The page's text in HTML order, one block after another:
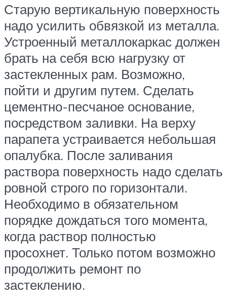
Старую вертикальную поверхность
надо усилить обвязкой из металла.
Устроенный металлокаркас должен
брать на себя всю нагрузку от
застекленных рам. Возможно,
пойти и другим путем. Сделать
цементно-песчаное основание,
посредством заливки. На верху
парапета устраивается небольшая
опалубка. После заливания
раствора поверхность надо сделать
ровной строго по горизонтали.
Необходимо в обязательном
порядке дождаться того момента,
когда раствор полностью
просохнет. Только потом возможно
продолжить ремонт по
застеклению.